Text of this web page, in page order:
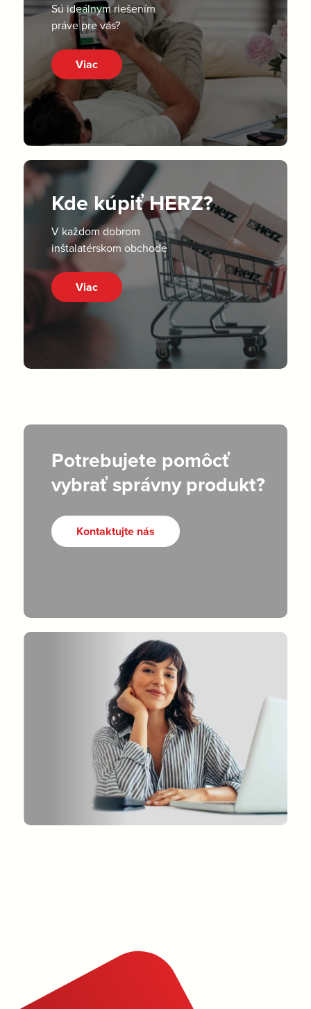
Sú ideálnym riešením
práve pre vás?
Viac
Kde kúpiť HERZ?
V každom dobrom
inštalatérskom obchode
Viac
Potrebujete pomôcť
vybrať správny produkt?
Kontaktujte nás